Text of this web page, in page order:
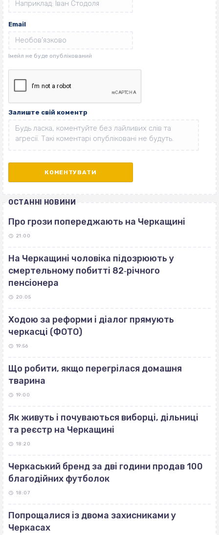
Email
Залиште свій коментр
ОСТАННІ НОВИНИ
Про грози попереджають на Черкащині
21:00
На Черкащині чоловіка підозрюють у
смертельному побитті 82‐річного
пенсіонера
20:05
Ходою за реформи і діалог прямують
черкасці (ФОТО)
19:56
Що робити, якщо перегрілася домашня
тварина
19:00
Як живуть і почуваються виборці, дільниці
та реєстр на Черкащині
18:20
Черкаський бренд за дві години продав 100
благодійних футболок
18:07
Попрощалися із двома захисниками у
Черкасах